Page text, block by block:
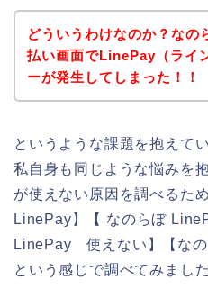
どういうわけなのか？なの
払い画面でLinePay（ライ
ーが発生してしまった！！
というような課題を抱えて
私自身も同じような悩みを
が使えない原因を調べるた
LinePay】【 なのらぼ
LinePay 使えない】【な
という感じで調べてみました